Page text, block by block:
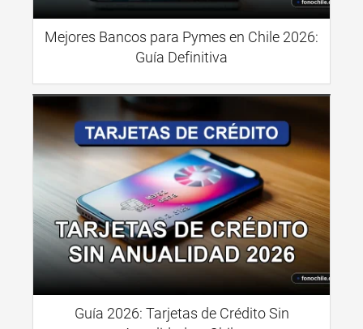
Mejores Bancos para Pymes en Chile 2026:
Guía Definitiva
Guía 2026: Tarjetas de Crédito Sin